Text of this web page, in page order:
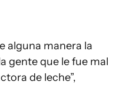
alguna manera la
gente que le fue mal
de leche”,